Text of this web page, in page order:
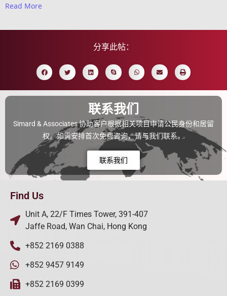
Read More
分享此帖：
联系我们
Simard & Associates 协助客户根据相关项目申请公民身份和居留
权。如需安排首次免费咨询，请与我们联系。
联系我们
Find Us
Unit A, 22/F Times Tower, 391-407
Jaffe Road, Wan Chai, Hong Kong
+852 2169 0388
+852 9457 9149
+852 2169 0399